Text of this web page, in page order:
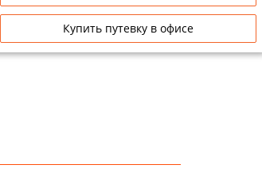
Купить путевку в офисе